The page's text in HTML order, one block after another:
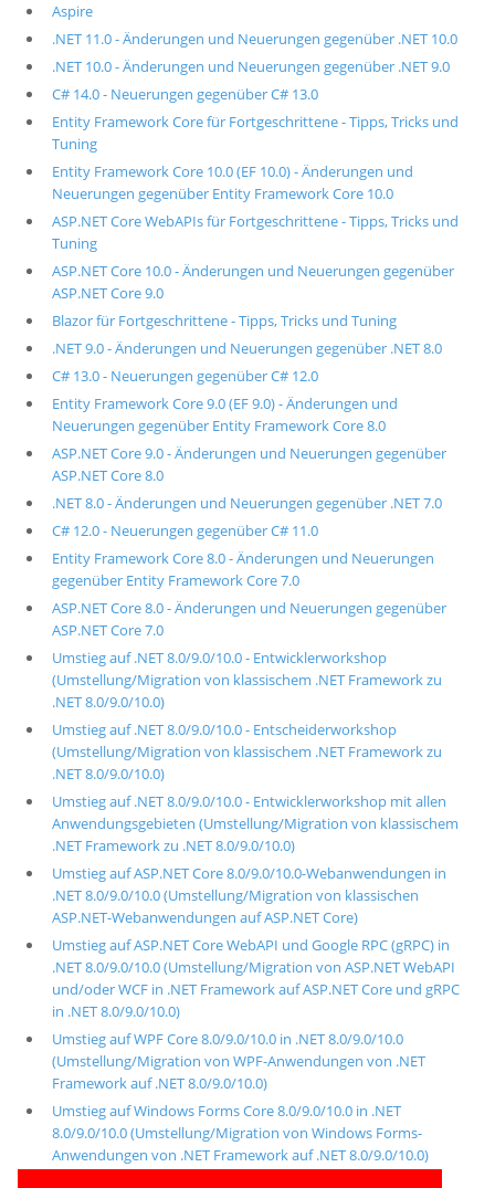
Aspire
.NET 11.0 - Änderungen und Neuerungen gegenüber .NET 10.0
.NET 10.0 - Änderungen und Neuerungen gegenüber .NET 9.0
C# 14.0 - Neuerungen gegenüber C# 13.0
Entity Framework Core für Fortgeschrittene - Tipps, Tricks und
Tuning
Entity Framework Core 10.0 (EF 10.0) - Änderungen und
Neuerungen gegenüber Entity Framework Core 10.0
ASP.NET Core WebAPIs für Fortgeschrittene - Tipps, Tricks und
Tuning
ASP.NET Core 10.0 - Änderungen und Neuerungen gegenüber
ASP.NET Core 9.0
Blazor für Fortgeschrittene - Tipps, Tricks und Tuning
.NET 9.0 - Änderungen und Neuerungen gegenüber .NET 8.0
C# 13.0 - Neuerungen gegenüber C# 12.0
Entity Framework Core 9.0 (EF 9.0) - Änderungen und
Neuerungen gegenüber Entity Framework Core 8.0
ASP.NET Core 9.0 - Änderungen und Neuerungen gegenüber
ASP.NET Core 8.0
.NET 8.0 - Änderungen und Neuerungen gegenüber .NET 7.0
C# 12.0 - Neuerungen gegenüber C# 11.0
Entity Framework Core 8.0 - Änderungen und Neuerungen
gegenüber Entity Framework Core 7.0
ASP.NET Core 8.0 - Änderungen und Neuerungen gegenüber
ASP.NET Core 7.0
Umstieg auf .NET 8.0/9.0/10.0 - Entwicklerworkshop
(Umstellung/Migration von klassischem .NET Framework zu
.NET 8.0/9.0/10.0)
Umstieg auf .NET 8.0/9.0/10.0 - Entscheiderworkshop
(Umstellung/Migration von klassischem .NET Framework zu
.NET 8.0/9.0/10.0)
Umstieg auf .NET 8.0/9.0/10.0 - Entwicklerworkshop mit allen
Anwendungsgebieten (Umstellung/Migration von klassischem
.NET Framework zu .NET 8.0/9.0/10.0)
Umstieg auf ASP.NET Core 8.0/9.0/10.0-Webanwendungen in
.NET 8.0/9.0/10.0 (Umstellung/Migration von klassischen
ASP.NET-Webanwendungen auf ASP.NET Core)
Umstieg auf ASP.NET Core WebAPI und Google RPC (gRPC) in
.NET 8.0/9.0/10.0 (Umstellung/Migration von ASP.NET WebAPI
und/oder WCF in .NET Framework auf ASP.NET Core und gRPC
in .NET 8.0/9.0/10.0)
Umstieg auf WPF Core 8.0/9.0/10.0 in .NET 8.0/9.0/10.0
(Umstellung/Migration von WPF-Anwendungen von .NET
Framework auf .NET 8.0/9.0/10.0)
Umstieg auf Windows Forms Core 8.0/9.0/10.0 in .NET
8.0/9.0/10.0 (Umstellung/Migration von Windows Forms-
Anwendungen von .NET Framework auf .NET 8.0/9.0/10.0)